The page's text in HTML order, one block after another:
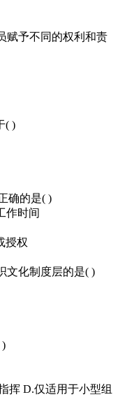
赋予不同的权利和责
( )
确的是( )
作时间
授权
文化制度层的是( )
)
挥 D.仅适用于小型组